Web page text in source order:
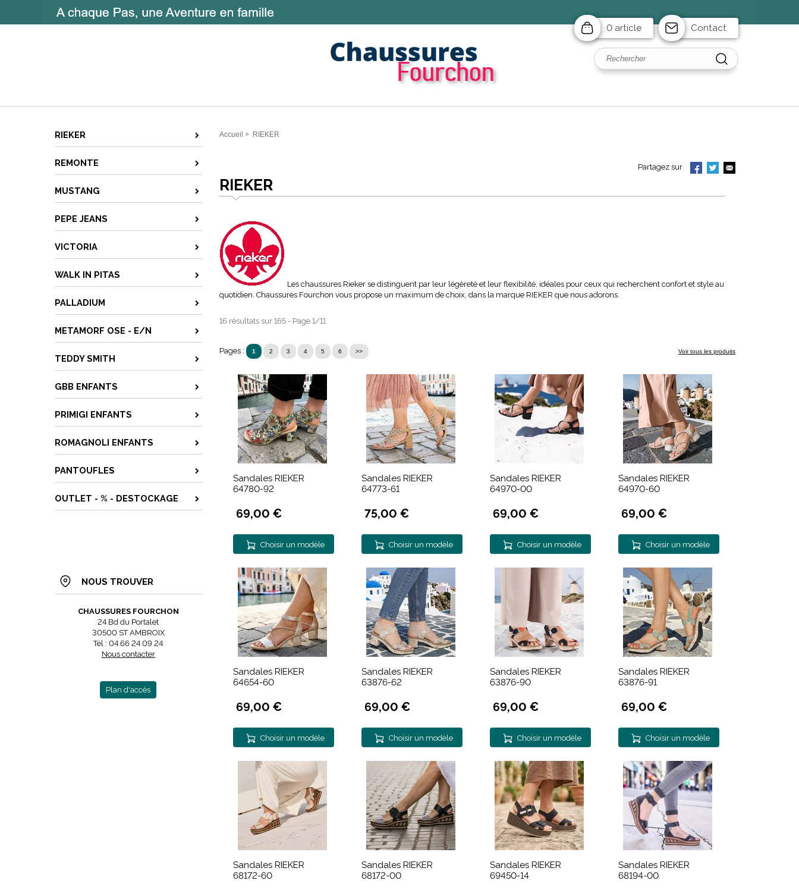
0 article Contact
RIEKER
REMONTE
MUSTANG
PEPE JEANS
VICTORIA
WALK IN PITAS
PALLADIUM
METAMORF OSE - E/N
TEDDY SMITH
GBB ENFANTS
PRIMIGI ENFANTS
ROMAGNOLI ENFANTS
PANTOUFLES
OUTLET - % - DESTOCKAGE
NOUS TROUVER
CHAUSSURES FOURCHON
24 Bd du Portalet
30500 ST AMBROIX
Tél : 04 66 24 09 24
Nous contacter
Plan d'accès
Accueil > RIEKER
Partagez sur
RIEKER
Les chaussures Rieker se distinguent par leur légèreté et leur flexibilité, idéales pour ceux qui recherchent confort et style au
quotidien. Chaussures Fourchon vous propose un maximum de choix, dans la marque RIEKER que nous adorons.
16 résultats sur 165 - Page 1/11
Pages : 1 2 3 4 5 6 >> Voir tous les produits
Sandales RIEKER
64780-92
69,00 €
Choisir un modèle
Sandales RIEKER
64773-61
75,00 €
Choisir un modèle
Sandales RIEKER
64970-00
69,00 €
Choisir un modèle
Sandales RIEKER
64970-60
69,00 €
Choisir un modèle
Sandales RIEKER
64654-60
69,00 €
Choisir un modèle
Sandales RIEKER
63876-62
69,00 €
Choisir un modèle
Sandales RIEKER
63876-90
69,00 €
Choisir un modèle
Sandales RIEKER
63876-91
69,00 €
Choisir un modèle
Sandales RIEKER
68172-60
Sandales RIEKER
68172-00
Sandales RIEKER
69450-14
Sandales RIEKER
68194-00